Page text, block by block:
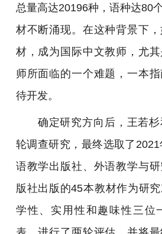
总量高达20196种，语种达80
材不断涌现。在这种背景下
材，成为国际中文教师，尤
师所面临的一个难题，一本
待开发。
确定研究方向后，王若
轮调查研究，最终选取了
语教学出版社、外语教学与
版社出版的45本教材作为研
学性、实用性和趣味性三位